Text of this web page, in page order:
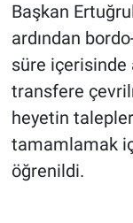
Başkan
ardından
süre içerisinde
transfere
heyetin
tamamlamak
öğrenildi.